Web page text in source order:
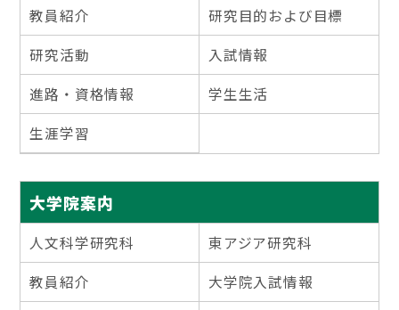
教員紹介
研究目的および目標
研究活動
入試情報
進路・資格情報
学生生活
生涯学習
大学院案内
人文科学研究科
東アジア研究科
教員紹介
大学院入試情報